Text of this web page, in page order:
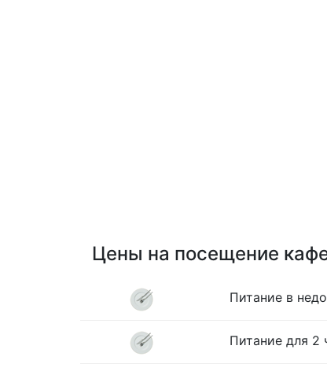
Цены на посещение
Питание в
Питание для 2